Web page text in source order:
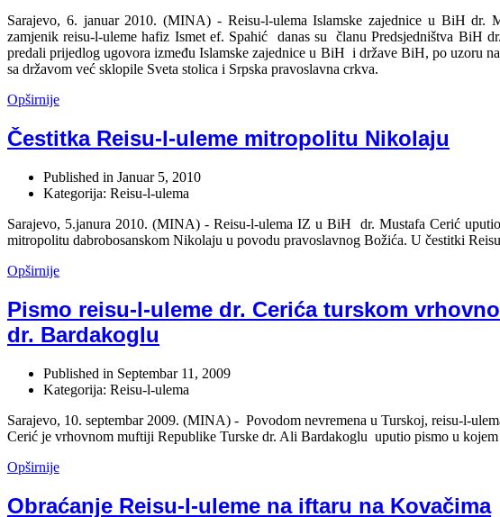
Sarajevo, 6. januar 2010. (MINA) - Reisu-l-ulema Islamske zajednice u BiH dr.
zamjenik reisu-l-uleme hafiz Ismet ef. Spahić danas su članu Predsjedništva BiH
predali prijedlog ugovora između Islamske zajednice u BiH i države BiH, po uzoru
sa državom već sklopile Sveta stolica i Srpska pravoslavna crkva.
Opširnije
Čestitka Reisu-l-uleme mitropolitu Nikolaju
Published in Januar 5, 2010
Kategorija: Reisu-l-ulema
Sarajevo, 5.janura 2010. (MINA) - Reisu-l-ulema IZ u BiH dr. Mustafa Cerić
mitropolitu dabrobosanskom Nikolaju u povodu pravoslavnog Božića. U čestitki
Opširnije
Pismo reisu-l-uleme dr. Cerića turskom
dr. Bardakoglu
Published in Septembar 11, 2009
Kategorija: Reisu-l-ulema
Sarajevo, 10. septembar 2009. (MINA) - Povodom nevremena u Turskoj, reisu-l-
Cerić je vrhovnom muftiji Republike Turske dr. Ali Bardakoglu uputio pismo u kojem
Opširnije
Obraćanje Reisu-l-uleme na iftaru na Kovačima